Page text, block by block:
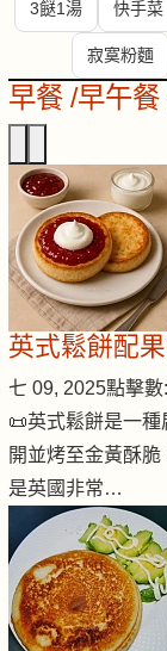
3餸1湯 快手菜
寂寞粉麵
早餐 /早午
英式鬆餅配
七 09, 2025點擊
📜英式鬆餅是一
開並烤至金黃酥脆
是英國非常…